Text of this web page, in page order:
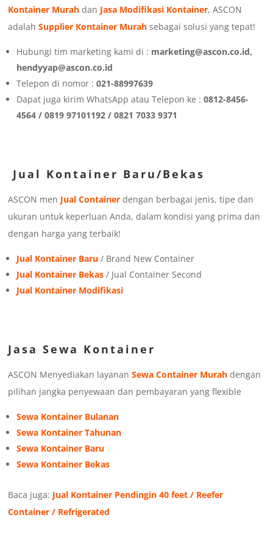
Kontainer Murah dan Jasa Modifikasi Kontainer, ASCON
adalahSupplier Kontainer Murah sebagai solusi yang tepat!
Hubungi tim marketing kami di : marketing@ascon.co.id,
hendyyap@ascon.co.id
Telepon di nomor :021-88997639
Dapat juga kirim WhatsApp atau Telepon ke :0812-8456-
4564 / 0819 97101192 / 0821 7033 9371
Jual Kontainer Baru/Bekas
ASCON men Jual Container dengan berbagai jenis, tipe dan
ukuran untuk keperluan Anda, dalam kondisi yang prima dan
dengan harga yang terbaik!
Jual Kontainer Baru / Brand New Container
Jual Kontainer Bekas / Jual Container Second
Jual Kontainer Modifikasi
Jasa Sewa Kontainer
ASCON Menyediakan layananSewa Container Murah dengan
pilihan jangka penyewaan dan pembayaran yang flexible
Sewa Kontainer Bulanan
Sewa Kontainer Tahunan
Sewa Kontainer Baru
Sewa Kontainer Bekas
Baca juga: Jual Kontainer Pendingin 40 feet / Reefer
Container / Refrigerated